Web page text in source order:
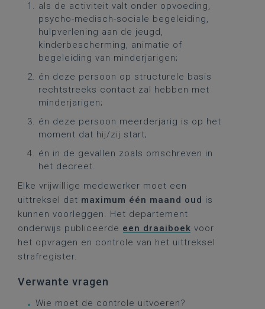
als de activiteit valt onder opvoeding,
psycho-medisch-sociale begeleiding,
hulpverlening aan de jeugd,
kinderbescherming, animatie of
begeleiding van minderjarigen;
én deze persoon op structurele basis
rechtstreeks contact zal hebben met
minderjarigen;
én deze persoon meerderjarig is op het
moment dat hij/zij start;
én in de gevallen zoals omschreven in
het decreet.
Elke vrijwillige medewerker moet een
uittreksel dat maximum één maand oud is
kunnen voorleggen. Het departement
onderwijs publiceerde een draaiboek voor
het opvragen en controle van het uittreksel
strafregister.
Verwante vragen
Wie moet de controle uitvoeren?